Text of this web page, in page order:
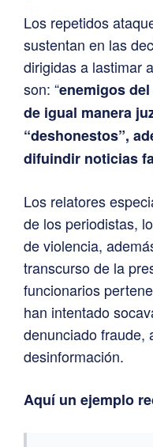
Los repetidos
sustentan en las
dirigidas a lastimar
son: “enemigos
de igual manera
“deshonestos”,
difuindir noticias
Los relatores
de los periodistas,
de violencia,
transcurso de la
funcionarios
han intentado
denunciado fraude,
desinformación.
Aquí un ejemplo